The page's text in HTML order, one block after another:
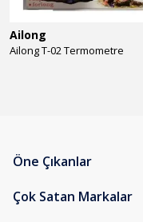
Ailong
Ailong T-02 Termometre
Öne Çıkanlar
Çok Satan Markalar